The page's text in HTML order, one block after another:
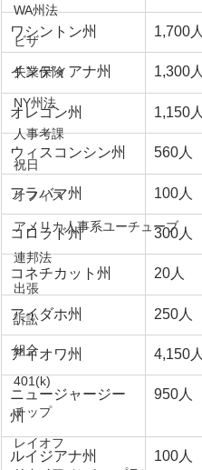
WA州法
ビザ
失業保険
NY州法
人事考課
祝日
オフィス
アメリカ人事系ユーチューブ
連邦法
出張
訴訟
組合
401(k)
チップ
レイオフ
ワシントン州 1,700人
インディアナ州 1,300人
オレゴン州 1,150人
ウィスコンシン州 560人
アラバマ州 100人
コロラド州 300人
コネチカット州 20人
アイダホ州 250人
アイオワ州 4,150人
ニュージャージー
州
950人
ルイジアナ州 100人